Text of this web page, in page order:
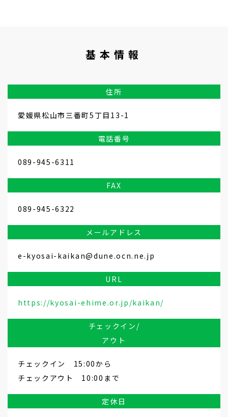
基本情報
住所
愛媛県松山市三番町5丁目13-1
電話番号
089-945-6311
FAX
089-945-6322
メールアドレス
e-kyosai-kaikan@dune.ocn.ne.jp
URL
https://kyosai-ehime.or.jp/kaikan/
チェックイン/
アウト
チェックイン 15:00から
チェックアウト 10:00まで
定休日